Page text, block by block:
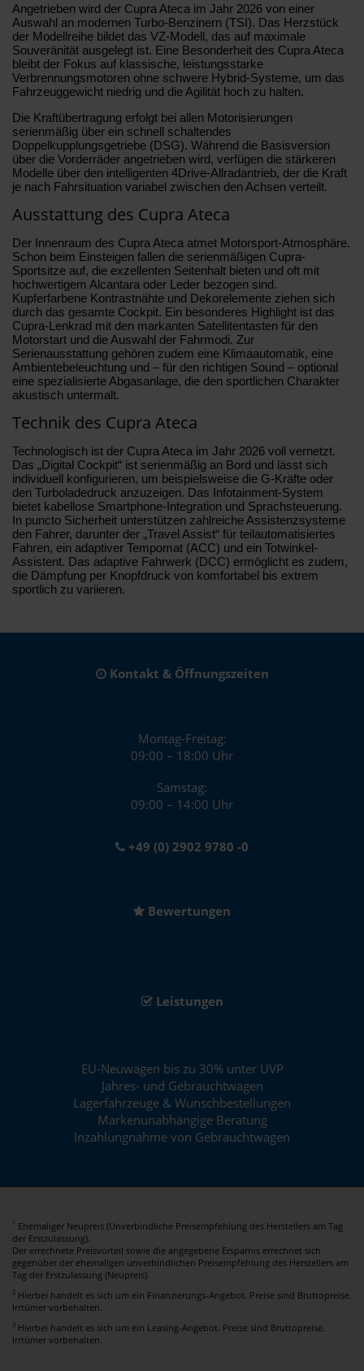
Angetrieben wird der Cupra Ateca im Jahr 2026 von einer
Auswahl an modernen Turbo-Benzinern (TSI). Das Herzstück
der Modellreihe bildet das VZ-Modell, das auf maximale
Souveränität ausgelegt ist. Eine Besonderheit des Cupra Ateca
bleibt der Fokus auf klassische, leistungsstarke
Verbrennungsmotoren ohne schwere Hybrid-Systeme, um das
Fahrzeuggewicht niedrig und die Agilität hoch zu halten.
Die Kraftübertragung erfolgt bei allen Motorisierungen
serienmäßig über ein schnell schaltendes
Doppelkupplungsgetriebe (DSG). Während die Basisversion
über die Vorderräder angetrieben wird, verfügen die stärkeren
Modelle über den intelligenten 4Drive-Allradantrieb, der die Kraft
je nach Fahrsituation variabel zwischen den Achsen verteilt.
Ausstattung des Cupra Ateca
Der Innenraum des Cupra Ateca atmet Motorsport-Atmosphäre.
Schon beim Einsteigen fallen die serienmäßigen Cupra-
Sportsitze auf, die exzellenten Seitenhalt bieten und oft mit
hochwertigem Alcantara oder Leder bezogen sind.
Kupferfarbene Kontrastnähte und Dekorelemente ziehen sich
durch das gesamte Cockpit. Ein besonderes Highlight ist das
Cupra-Lenkrad mit den markanten Satellitentasten für den
Motorstart und die Auswahl der Fahrmodi. Zur
Serienausstattung gehören zudem eine Klimaautomatik, eine
Ambientebeleuchtung und – für den richtigen Sound – optional
eine spezialisierte Abgasanlage, die den sportlichen Charakter
akustisch untermalt.
Technik des Cupra Ateca
Technologisch ist der Cupra Ateca im Jahr 2026 voll vernetzt.
Das „Digital Cockpit“ ist serienmäßig an Bord und lässt sich
individuell konfigurieren, um beispielsweise die G-Kräfte oder
den Turboladedruck anzuzeigen. Das Infotainment-System
bietet kabellose Smartphone-Integration und Sprachsteuerung.
In puncto Sicherheit unterstützen zahlreiche Assistenzsysteme
den Fahrer, darunter der „Travel Assist“ für teilautomatisiertes
Fahren, ein adaptiver Tempomat (ACC) und ein Totwinkel-
Assistent. Das adaptive Fahrwerk (DCC) ermöglicht es zudem,
die Dämpfung per Knopfdruck von komfortabel bis extrem
sportlich zu variieren.
Kontakt & Öffnungszeiten
Montag-Freitag:
09:00 – 18:00 Uhr
Samstag:
09:00 – 14:00 Uhr
+49 (0) 2902 9780 -0
Bewertungen
Leistungen
EU-Neuwagen bis zu 30% unter UVP
Jahres- und Gebrauchtwagen
Lagerfahrzeuge & Wunschbestellungen
Markenunabhängige Beratung
Inzahlungnahme von Gebrauchtwagen
1
Ehemaliger Neupreis (Unverbindliche Preisempfehlung des Herstellers am Tag
der Erstzulassung).
Der errechnete Preisvorteil sowie die angegebene Ersparnis errechnet sich
gegenüber der ehemaligen unverbindlichen Preisempfehlung des Herstellers am
Tag der Erstzulassung (Neupreis).
2 Hierbei handelt es sich um ein Finanzierungs-Angebot. Preise sind Bruttopreise.
Irrtümer vorbehalten.
3 Hierbei handelt es sich um ein Leasing-Angebot. Preise sind Bruttopreise.
Irrtümer vorbehalten.